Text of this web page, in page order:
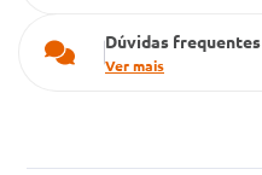
Dúvidas frequentes
Ver mais